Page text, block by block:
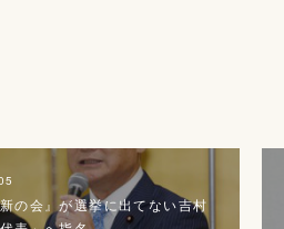
の会』が選挙に出てない吉村